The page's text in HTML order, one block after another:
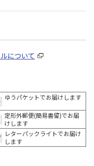
について
ゆうパケットでお届けします
定形外郵便(簡易書留)でお届
けします
レターパックライトでお届け
します